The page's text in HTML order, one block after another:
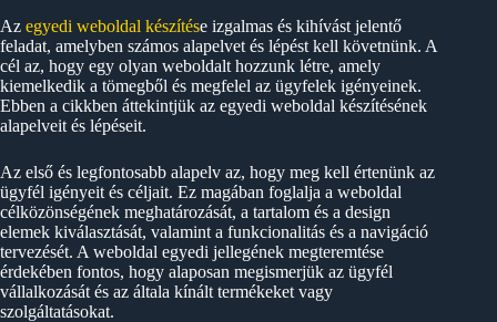
Az egyedi weboldal készítése izgalmas és kihívást jelentő
feladat, amelyben számos alapelvet és lépést kell követnünk. A
cél az, hogy egy olyan weboldalt hozzunk létre, amely
kiemelkedik a tömegből és megfelel az ügyfelek igényeinek.
Ebben a cikkben áttekintjük az egyedi weboldal készítésének
alapelveit és lépéseit.
Az első és legfontosabb alapelv az, hogy meg kell értenünk az
ügyfél igényeit és céljait. Ez magában foglalja a weboldal
célközönségének meghatározását, a tartalom és a design
elemek kiválasztását, valamint a funkcionalitás és a navigáció
tervezését. A weboldal egyedi jellegének megteremtése
érdekében fontos, hogy alaposan megismerjük az ügyfél
vállalkozását és az általa kínált termékeket vagy
szolgáltatásokat.